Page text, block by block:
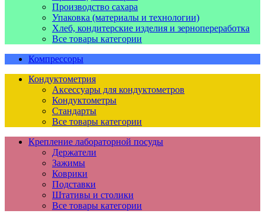
Производство сахара
Упаковка (материалы и технологии)
Хлеб, кондитерские изделия и зернопереработка
Все товары категории
Компрессоры
Кондуктометрия
Аксессуары для кондуктометров
Кондуктометры
Стандарты
Все товары категории
Крепление лабораторной посуды
Держатели
Зажимы
Коврики
Подставки
Штативы и столики
Все товары категории